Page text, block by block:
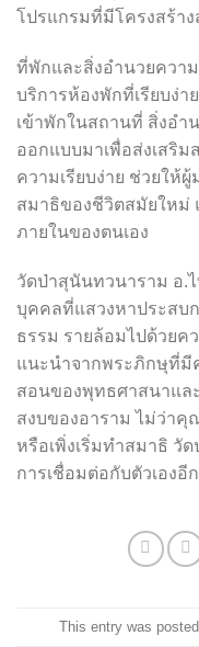
โปรแกรมที่มีโครงสร้า
ที่พักและสิ่งอำนวยควา
บริการห้องพักที่เรียบง่
เข้าพักในสถานที่ สิ่งอำ
ออกแบบมาเพื่อส่งเสริ
ความเรียบง่าย ช่วยให้
สมาธิของชีวิตสมัยใหม่
ภายในของตนเอง
วัดป่าสุนันทวนาราม อ.
บุคคลที่แสวงหาประสบ
ธรรม รายล้อมไปด้วยค
แนะนำจากพระภิกษุที่มี
สอนของพุทธศาสนาแล
สงบของอาราม ไม่ว่า
หรือเพิ่งเริ่มทำสมาธิ วั
การเชื่อมต่อกับตัวเอง
This entry was